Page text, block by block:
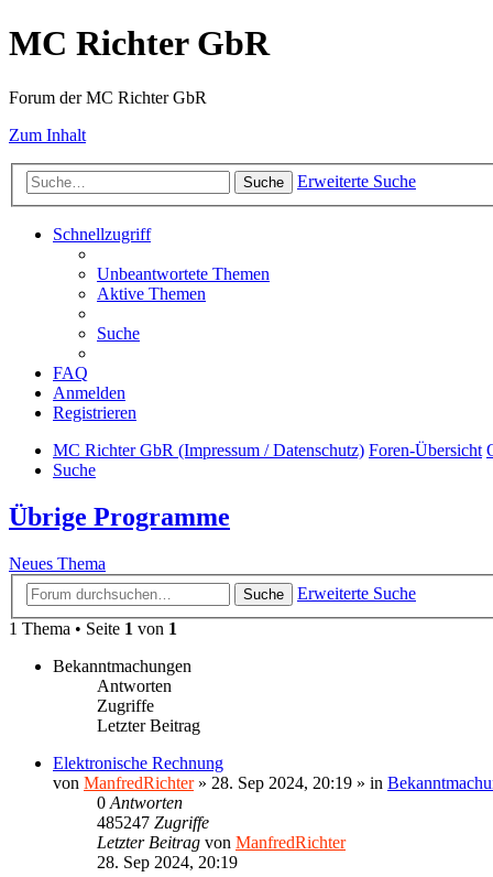
MC Richter GbR
Forum der MC Richter GbR
Zum Inhalt
Suche Erweiterte Suche
Schnellzugriff
Unbeantwortete Themen
Aktive Themen
Suche
FAQ
Anmelden
Registrieren
MC Richter GbR (Impressum / Datenschutz) Foren-Übersicht
Suche
Übrige Programme
Neues Thema
Suche
Erweiterte Suche
1 Thema • Seite 1 von 1
Bekanntmachungen
Antworten
Zugriffe
Letzter Beitrag
Elektronische Rechnung
von ManfredRichter» 28. Sep 2024, 20:19 » in
0 Antworten
485247 Zugriffe
Letzter Beitrag von ManfredRichter
28. Sep 2024, 20:19